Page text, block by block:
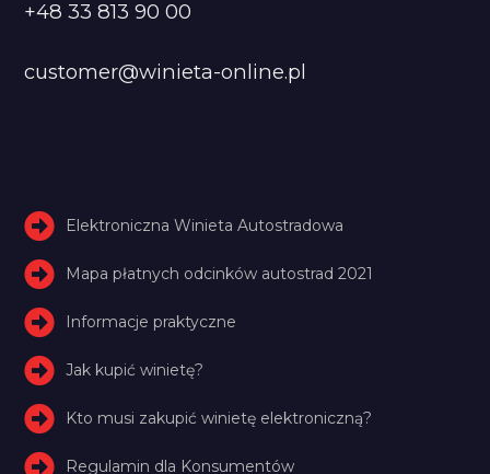
+48 33 813 90 00
customer@winieta-online.pl
Elektroniczna Winieta Autostradowa
Mapa płatnych odcinków autostrad 2021
Informacje praktyczne
Jak kupić winietę?
Kto musi zakupić winietę elektroniczną?
Regulamin dla Konsumentów